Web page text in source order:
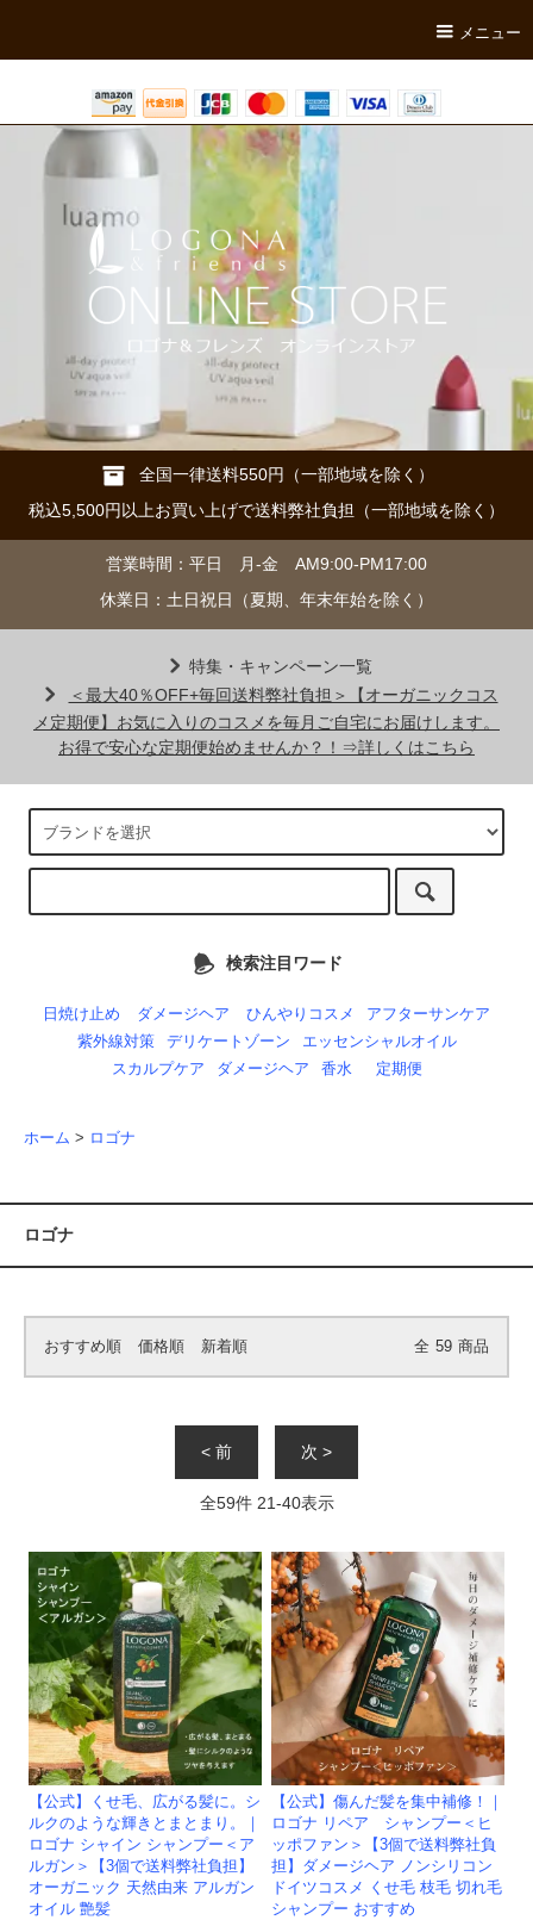
メニュー
全国一律送料550円（一部地域を除く）
税込5,500円以上お買い上げで送料弊社負担（一部地域を除く）
営業時間：平日 月-金 AM9:00-PM17:00
休業日：土日祝日（夏期、年末年始を除く）
特集・キャンペーン一覧
＜最大40％OFF+毎回送料弊社負担＞【オーガニックコス
メ定期便】お気に入りのコスメを毎月ご自宅にお届けします。
お得で安心な定期便始めませんか？！⇒詳しくはこちら
検索注目ワード
日焼け止め ダメージヘア ひんやりコスメ
アフターサンケア
紫外線対策
デリケートゾーン
エッセンシャルオイル
スカルプケア
ダメージヘア 香水 定期便
ホーム > ロゴナ
ロゴナ
おすすめ順 価格順 新着順 全 59 商品
< 前 次 >
全59件 21-40表示
【公式】くせ毛、広がる髪に。シ
ルクのような輝きとまとまり。｜
ロゴナ シャイン シャンプー＜ア
ルガン＞【3個で送料弊社負担】
オーガニック 天然由来 アルガン
オイル 艶髪
【公式】傷んだ髪を集中補修！｜
ロゴナ リペア シャンプー＜ヒ
ッポファン＞【3個で送料弊社負
担】ダメージヘア ノンシリコン
ドイツコスメ くせ毛 枝毛 切れ毛
シャンプー おすすめ